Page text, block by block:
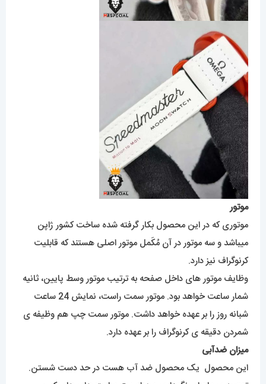
موتور
موتوری که در این محصول بکار گرفته شده ساخت کشور ژاپن
میباشد و سه موتور در آن مُکَمل موتور اصلی هستند که قابلیت
کرنوگراف نیز دارد.
وظایف موتور های داخل صفحه به ترتیب موتور وسط پایین، ثانیه
شمار ساعت خواهد بود. موتور سمت راست، نمایش 24 ساعت
شبانه روز را بر عهده خواهد داشت. موتور سمت چپ هم وظیفه ی
شمردن دقیقه ی کرنوگراف را بر عهده دارد.
میزان ضدآبی
این محصول یک محصول ضد آب هست در حد دست شستن.